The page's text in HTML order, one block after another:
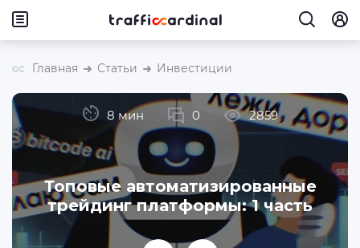
Главная Статьи Инвестиции
Топовые автоматизированные
трейдинг платформы: 1 часть
8 мин 0 2859